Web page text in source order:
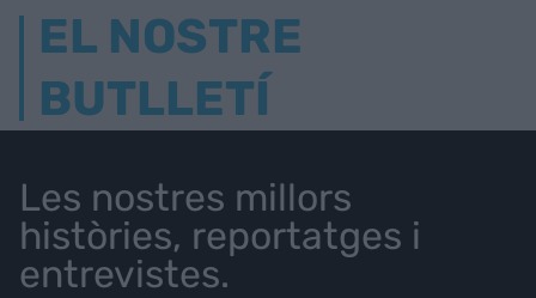
EL NOSTRE
BUTLLETÍ
Les nostres millors
històries, reportatges i
entrevistes.